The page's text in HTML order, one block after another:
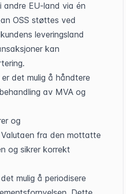
andre EU-land via én
OSS støttes ved
leveringsland
kan
det mulig å håndtere
av MVA og
og
fra den mottatte
og sikrer korrekt
mulig å periodisere